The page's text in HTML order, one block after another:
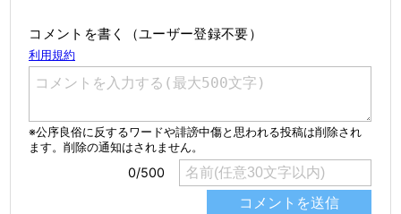
コメントを書く（ユーザー登録不要）